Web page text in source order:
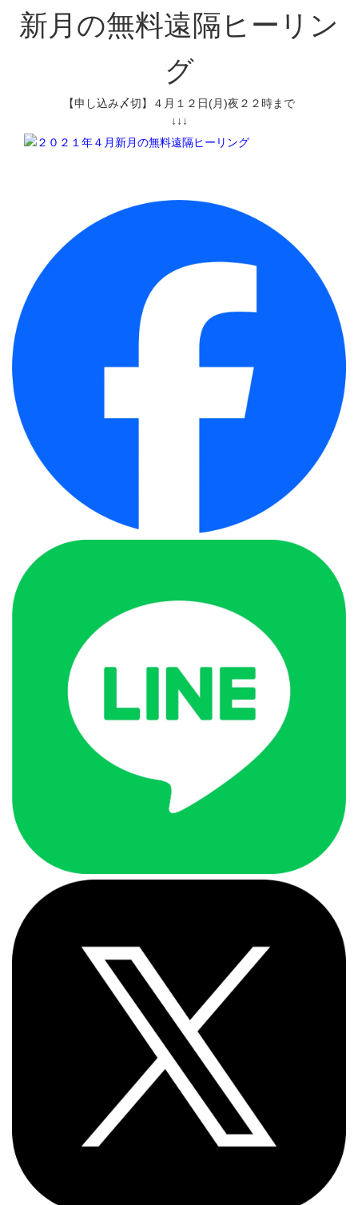
新月の無料遠隔ヒーリン
グ
【申し込み〆切】４月１２日(月)夜２２時まで
↓↓↓